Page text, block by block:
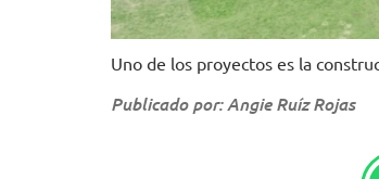
Uno de los proyectos es la
Publicado por: Angie Ruíz Rojas